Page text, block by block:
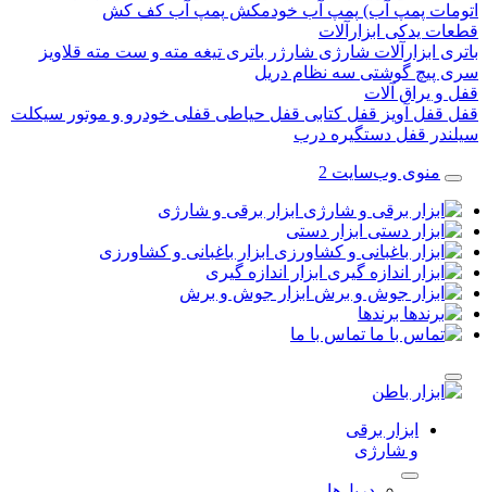
پمپ آب)پمپ آب خودمکشپمپ آب کف کش
یدکی ابزارآلات
ابزارآلات شارژیشارژر باتریتیغهمته و ست متهقلاویز
پیچ گوشتیسه نظام دریل
یراق آلات
قفل آویز قفل کتابیقفل حیاطیقفلی خودرو و موتور سیکلت
قفل دستگیره درب
منوی وب‌سایت 2
ابزار برقی و شارژی
ابزار دستی
ابزار باغبانی و کشاورزی
ابزار اندازه گیری
ابزار جوش و برش
برندها
تماس با ما
ابزار برقی
و شارژی